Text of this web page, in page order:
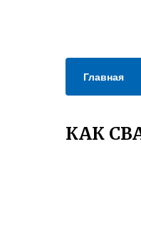
Главная
КАК